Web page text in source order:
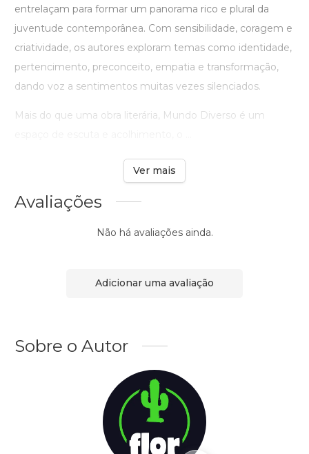
entrelaçam para formar um panorama rico e plural da
juventude contemporânea. Com sensibilidade, coragem e
criatividade, os autores exploram temas como identidade,
pertencimento, preconceito, empatia e transformação,
dando voz a sentimentos muitas vezes silenciados.
Mais do que uma obra literária, Mundo Diverso é um
Ver mais
Avaliações
Não há avaliações ainda.
Adicionar uma avaliação
Sobre o Autor